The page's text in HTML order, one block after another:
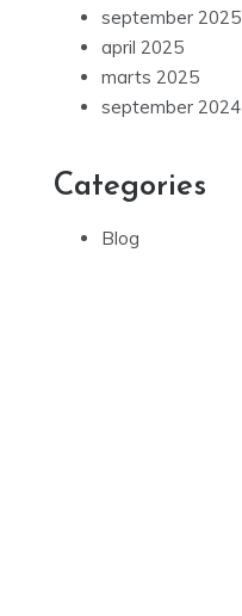
september 2025
april 2025
marts 2025
september 2024
Categories
Blog